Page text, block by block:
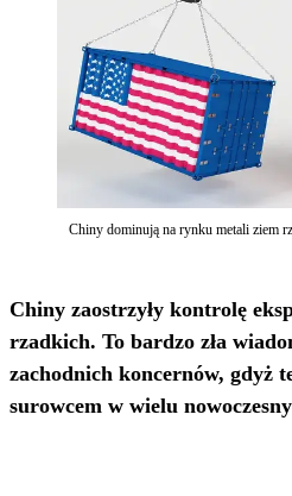
Chiny dominują na rynku metali ziem
Chiny zaostrzyły kontrolę
rzadkich. To bardzo zła
zachodnich koncernów, gdyż
surowcem w wielu